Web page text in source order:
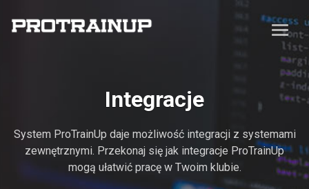
Integracje
System ProTrainUp daje możliwość integracji z systemami
zewnętrznymi. Przekonaj się jak integracje ProTrainUp
mogą ułatwić pracę w Twoim klubie.